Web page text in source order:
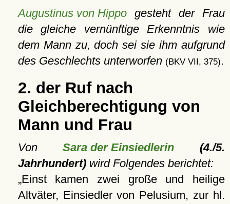
Augustinus von Hippogesteht der Frau
die gleiche vernünftige Erkenntnis wie
dem Mann zu, doch sei sie ihm aufgrund
des Geschlechts unterworfen (BKV VII, 375).
2. der Ruf nach
Gleichberechtigung von
Mann und Frau
VonSara der Einsiedlerin (4./5.
Jahrhundert)wird Folgendes berichtet:
Einst kamen zwei große und heilige
Altväter, Einsiedler von Pelusium, zur hl.